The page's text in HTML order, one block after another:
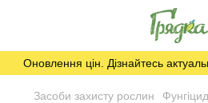
Оновлення цін. Дізнайтесь
Засоби захисту рослин